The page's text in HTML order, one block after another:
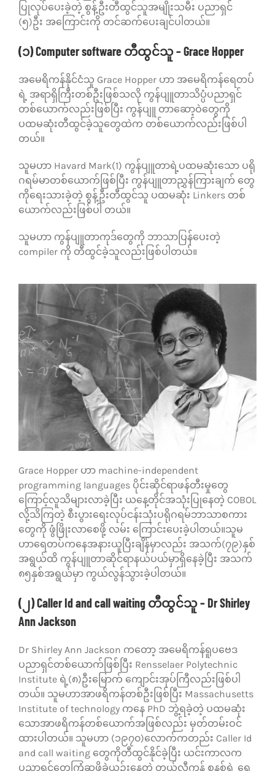
ပြုလုပ်ပေးခဲ့တဲ့ စွန့်ဦးတီထွင်သူအမျိုးသမီး ပညာရှင်
(၅)ဦး အကြောင်းကို တင်ဆက်ပေးချင်ပါတယ်။
(၁) Computer software တီထွင်သူ – Grace Hopper
အမေရိကန်နိုင်ငံသူ Grace Hopper ဟာ အမေရိကန်ရေတပ်
ရဲ့ အရာရှိကြီးတစ်ဦးဖြစ်သလို ကွန်ပျူတာသိပ္ပံပညာရှင်
တစ်ယောက်လည်းဖြစ်ပြီး ကွန်ပျူ တာဆော့ဝဲတွေကို
ပထမဆုံးတီထွင်ခဲ့သူတွေထဲက တစ်ယောက်လည်းဖြစ်ပါ
တယ်။
သူမဟာ Havard Mark(1) ကွန်ပျူတာရဲ့ပထမဆုံးသော ပရို
ဂရမ်မာတစ်ယောက်ဖြစ်ပြီး ကွန်ပျူတာညွှန်ကြားချက် တွေ
ကိုရေးသားခဲ့တဲ့ စွန့်ဦးတီထွင်သူ ပထမဆုံး Linkers တစ်
ယောက်လည်းဖြစ်ပါ တယ်။
သူမဟာ ကွန်ပျူတာကုဒ်တွေကို ဘာသာပြန်ပေးတဲ့
compiler ကို တီထွင်ခဲ့သူလည်းဖြစ်ပါတယ်။
Grace Hopper ဟာ machine-independent
programming languages ပိုင်းဆိုင်ရာဖန်တီးမှုတွေ
ကြောင့်လူသိများလာခဲ့ပြီး ယနေ့တိုင်အသုံးပြုနေတဲ့ COBOL
လို့သိကြတဲ့ စီးပွားရေးလုပ်ငန်းသုံးပရိုဂရမ်ဘာသာစကား
တွေကို ဖွံဖြိုးလာစေဖို့ လမ်း ကြောင်းပေးခဲ့ပါတယ်။သူမ
ဟာရေတပ်ကနေအနားယူပြီးချိန်မှာလည်း အသက်(၇၉)နှစ်
အရွယ်ထိ ကွန်ပျူတာဆိုင်ရာနယ်ပယ်မှာရှိနေခဲ့ပြီး အသက်
၈၅နှစ်အရွယ်မှာ ကွယ်လွန်သွားခဲ့ပါတယ်။
(၂) Caller Id and call waiting တီထွင်သူ – Dr Shirley
Ann Jackson
Dr Shirley Ann Jackson ကတော့ အမေရိကန်ရူပဗေဒ
ပညာရှင်တစ်ယောက်ဖြစ်ပြီး Rensselaer Polytechnic
Institute ရဲ့(၈)ဦးမြောက် ကျောင်းအုပ်ကြီလည်းဖြစ်ပါ
တယ်။ သူမဟာအာဖရိကန်တစ်ဦးဖြစ်ပြီး Massachusetts
Institute of technology ကနေ PhD ဘွဲ့ရခဲ့တဲ့ ပထမဆုံး
သောအာဖရိကန်တစ်ယောက်အဖြစ်လည်း မှတ်တမ်းဝင်
ထားပါတယ်။ သူမဟာ (၁၉၇၀)လောက်ကတည်း Caller Id
and call waiting တွေကိုတီထွင်နိုင်ခဲ့ပြီး ယင်းကာလက
ပညာရှင်တွေကြံဆဖို့ခဲယဉ်းနေတဲ့ တယ်လီကွန် စနစ်ရဲ့ ရွေ